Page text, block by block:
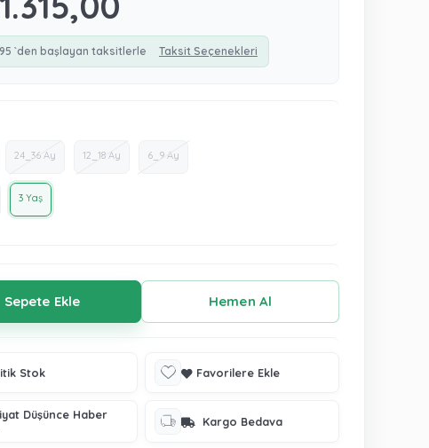
`den başlayan taksitlerle Taksit Seçenekleri
24_36 Ay 12_18 Ay 6_9 Ay
3 Yaş
Stok Favorilere Ekle
Düşünce Haber
Kargo Bedava